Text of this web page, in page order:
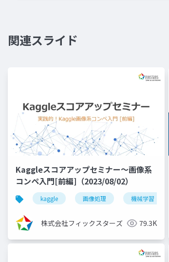
関連スライド
Kaggleスコアアップセミナー～画像系
コンペ入門[前編]（2023/08/02）
kaggle 画像処理 機械学習
株式会社フィックスターズ 79.3K